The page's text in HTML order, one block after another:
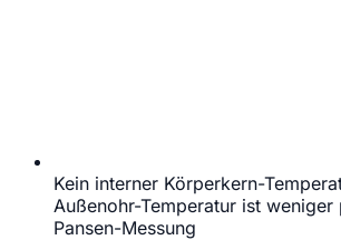
Kein interner Körperkern-
Außenohr-Temperatur ist weniger
Pansen-Messung